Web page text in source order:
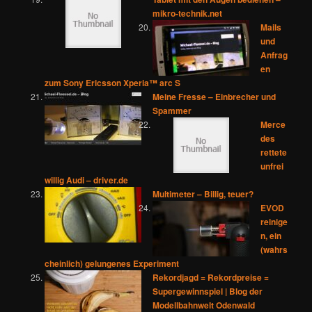
mikro-technik.net
Mails
und
Anfrag
en
zum Sony Ericsson Xperia™ arc S
Meine Fresse – Einbrecher und
Spammer
Merce
des
rettete
unfrei
willig Audi – driver.de
Multimeter – Billig, teuer?
EVOD
reinige
n, ein
(wahrs
cheinlich) gelungenes Experiment
Rekordjagd = Rekordpreise =
Supergewinnspiel | Blog der
Modellbahnwelt Odenwald